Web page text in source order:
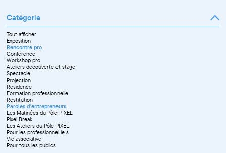
Avril
Mai
Juin
Septembre
Octobre
Novembre
Catégorie
Tout afficher
Exposition
Rencontre pro
Conférence
Workshop pro
Ateliers découverte et stage
Spectacle
Projection
Résidence
Formation professionnelle
Restitution
Paroles d'entrepreneurs
Les Matinées du Pôle PIXEL
Pixel Break
Les Ateliers du Pôle PIXEL
Pour les professionnel·le·s
Vie associative
Pour tous les publics